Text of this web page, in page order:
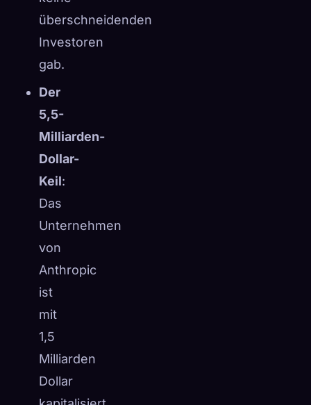
überschneidenden
Investoren
gab.
Der
5,5-
Milliarden-
Dollar-
Keil:
Das
Unternehmen
von
Anthropic
ist
mit
1,5
Milliarden
Dollar